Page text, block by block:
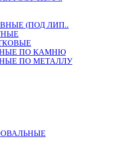
(ПОД ЛИП..
ПО КАМНЮ
ПО МЕТАЛЛУ